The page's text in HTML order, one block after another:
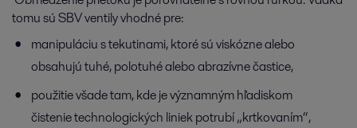
tomu sú SBV ventily vhodné pre:
manipuláciu s tekutinami, ktoré sú viskózne alebo
obsahujú tuhé, polotuhé alebo abrazívne častice,
použitie všade tam, kde je významným hľadiskom
čistenie technologických liniek potrubí „krtkovaním“,